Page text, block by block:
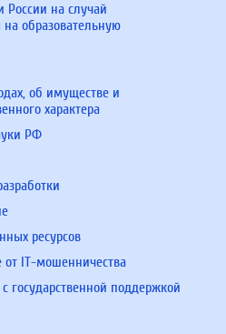
России на случай
образовательную
об имуществе и
характера
РФ
ресурсов
IT-мошенничества
государственной поддержкой